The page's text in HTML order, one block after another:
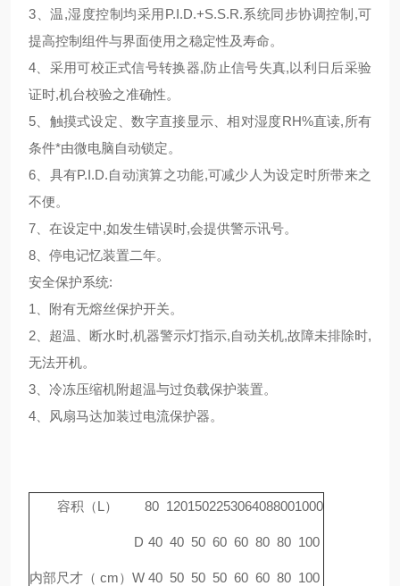
3 、温,湿度控制均采用 P.I.D.+S.S.R.系统同步协调控制 ,可
提高控制组件与界面使用之稳定性及寿命。
4 、采用可校正式信号转换器,防止信号失真,以利日后采验
证时,机台校验之准确性。
5 、触摸式设定、数字直接显示、相对湿度RH%直读, 所有
条件*由微电脑自动锁定。
6 、具有P.I.D.自动演算之功能,可减少人为设定时所带来之
不便。
7 、在设定中,如发生错误时,会提供警示讯号。
8 、停电记忆装置二年。
安全保护系统:
1
、附有无熔丝保护开关。
2 、超温、断水时,机器警示灯指示,自动关机,故障未排除时,
无法开机。
3 、冷冻压缩机附超温与过负载保护装置。
4 、风扇马达加装过电流保护器。
容积（L） 80 1201502253064088001000
内部尺才（ cm）
D 40 40 50 60 60 80 80 100
W 40 50 50 50 60 60 80 100